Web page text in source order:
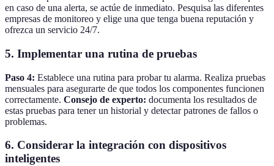
en caso de una alerta, se actúe de inmediato. Pesquisa las diferentes
empresas de monitoreo y elige una que tenga buena reputación y
ofrezca un servicio 24/7.
5. Implementar una rutina de pruebas
Paso 4: Establece una rutina para probar tu alarma. Realiza pruebas
mensuales para asegurarte de que todos los componentes funcionen
correctamente. Consejo de experto: documenta los resultados de
estas pruebas para tener un historial y detectar patrones de fallos o
problemas.
6. Considerar la integración con dispositivos
inteligentes